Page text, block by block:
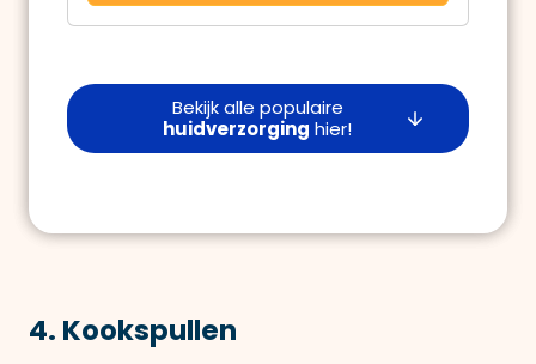
Bekijk alle populaire
huidverzorging hier!
4. Kookspullen